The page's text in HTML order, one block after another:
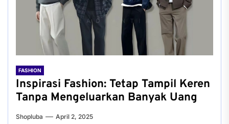
FASHION
Inspirasi Fashion: Tetap Tampil Keren
Tanpa Mengeluarkan Banyak Uang
Shopluba April 2, 2025